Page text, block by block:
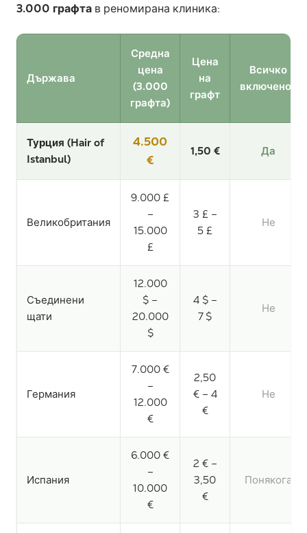
3.000 графта в реномирана клиника:
Държава
Средна
цена
(3.000
графта)
Цена
на
графт
Всичко
включено?
Турция (Hair of
Istanbul)
4.500
€
1,50 € Да
Великобритания
9.000 £
–
15.000
£
3 £ –
5 £
Не
Съединени
щати
12.000
$ –
20.000
$
4 $ –
7 $
Не
Германия
7.000 €
–
12.000
€
2,50
€ – 4
€
Не
Испания
6.000 €
–
10.000
€
2 € –
3,50
€
Понякога